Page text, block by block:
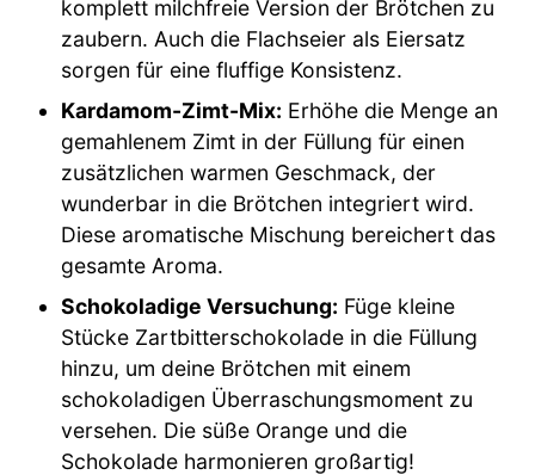
komplett milchfreie Version der Brötchen zu
zaubern. Auch die Flachseier als Eiersatz
sorgen für eine fluffige Konsistenz.
Kardamom-Zimt-Mix: Erhöhe die Menge an
gemahlenem Zimt in der Füllung für einen
zusätzlichen warmen Geschmack, der
wunderbar in die Brötchen integriert wird.
Diese aromatische Mischung bereichert das
gesamte Aroma.
Schokoladige Versuchung: Füge kleine
Stücke Zartbitterschokolade in die Füllung
hinzu, um deine Brötchen mit einem
schokoladigen Überraschungsmoment zu
versehen. Die süße Orange und die
Schokolade harmonieren großartig!